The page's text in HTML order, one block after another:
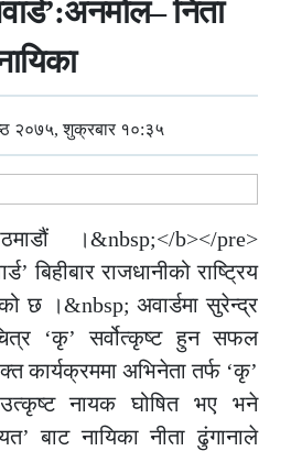
निता
२०७५, शुक्रबार १०:३५
।&nbsp;</b></pre>
बिहीबार राजधानीको राष्ट्रिय
छ ।&nbsp; अवार्डमा सुरेन्द्र
‘कृ’ सर्वोत्कृष्ट हुन सफल
कार्यक्रममा अभिनेता तर्फ ‘कृ’
नायक घोषित भए भने
बाट नायिका नीता ढुंगानाले